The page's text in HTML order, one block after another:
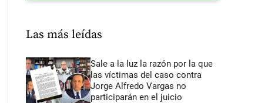
Las más leídas
Sale a la luz la razón por la que
las víctimas del caso contra
Jorge Alfredo Vargas no
participarán en el juicio